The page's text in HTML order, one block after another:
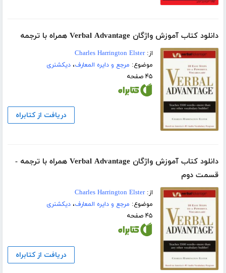
دانلود کتاب آموزش واژگان Verbal Advantage همراه با ترجمه
از:Charles Harrington Elster
موضوع: مرجع و دایره المعارف،دیکشنری
۴۵ صفحه
دریافت از کتابراه
دانلود کتاب آموزش واژگان Verbal Advantage همراه با ترجمه -
قسمت دوم
از:Charles Harrington Elster
موضوع: مرجع و دایره المعارف،دیکشنری
۴۵ صفحه
دریافت از کتابراه